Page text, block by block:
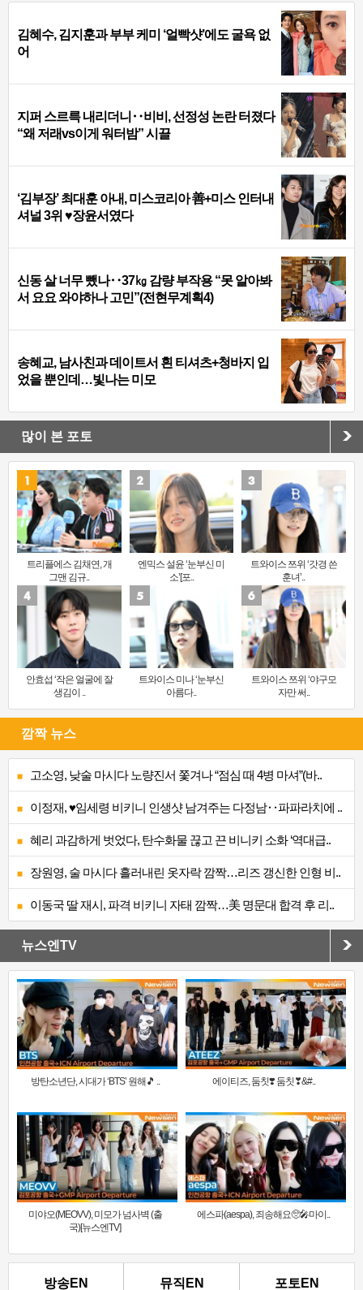
김혜수, 김지훈과 부부 케미 ‘얼빡샷’에도 굴욕 없
어
지퍼 스르륵 내리더니‥비비, 선정성 논란 터졌다
“왜 저래vs이게 워터밤” 시끌
‘김부장’ 최대훈 아내, 미스코리아 善+미스 인터내
셔널 3위 ♥장윤서였다
신동 살 너무 뺐나‥37㎏ 감량 부작용 “못 알아봐
서 요요 와야하나 고민”(전현무계획4)
송혜교, 남사친과 데이트서 흰 티셔츠+청바지 입
었을 뿐인데…빛나는 미모
많이 본 포토
트리플에스 김채연, 개
그맨 김규..
엔믹스 설윤 ‘눈부신 미
소’[포..
트와이스 쯔위 ‘갓경 쓴
훈녀’..
안효섭 ‘작은 얼굴에 잘
생김이 ..
트와이스 미나 ‘눈부신
아름다..
트와이스 쯔위 ‘야구모
자만 써..
깜짝 뉴스
고소영, 낮술 마시다 노량진서 쫓겨나 “점심 때 4병 마셔”(바..
이정재, ♥임세령 비키니 인생샷 남겨주는 다정남‥파파라치에 ..
혜리 과감하게 벗었다, 탄수화물 끊고 끈 비니키 소화 ‘역대급..
장원영, 술 마시다 흘러내린 옷자락 깜짝…리즈 갱신한 인형 비..
이동국 딸 재시, 파격 비키니 자태 깜짝…美 명문대 합격 후 리..
뉴스엔TV
방탄소년단, 시대가 ‘BTS’ 원해🎵 .. 에이티즈, 둠칫❣️ 둠칫❣&#..
미야오(MEOVV), 미모가 넘사벽 (출
국)[뉴스엔TV]
에스파(aespa), 죄송해요🥺🎤마이..
방송EN 뮤직EN 포토EN